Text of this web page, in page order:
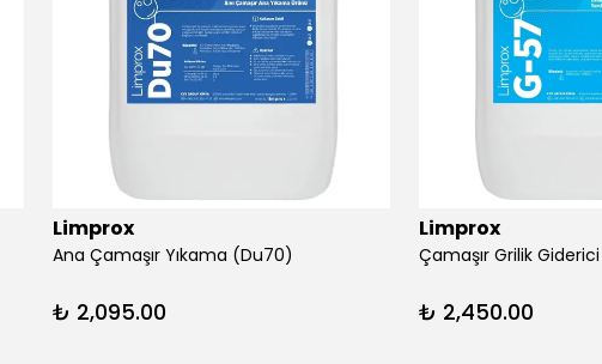
Limprox
Ana Çamaşır Yıkama (Du70)
₺ 2,095.00
Limprox
₺ 2,450.00